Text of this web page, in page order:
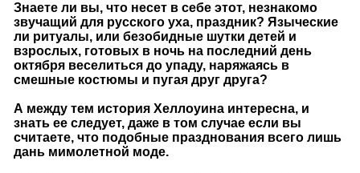
Знаете ли вы, что несет в себе этот, незнакомо
звучащий для русского уха, праздник? Языческие
ли ритуалы, или безобидные шутки детей и
взрослых, готовых в ночь на последний день
октября веселиться до упаду, наряжаясь в
смешные костюмы и пугая друг друга?
А между тем история Хеллоуина интересна, и
знать ее следует, даже в том случае если вы
считаете, что подобные празднования всего лишь
дань мимолетной моде.